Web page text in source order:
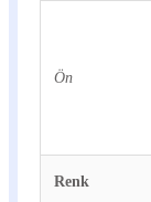
Ön
Renk